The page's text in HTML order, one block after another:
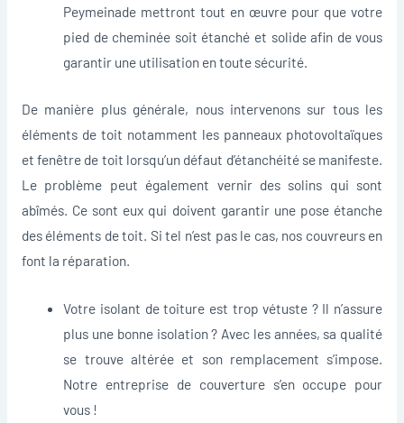
Peymeinade mettront tout en œuvre pour que votre
pied de cheminée soit étanché et solide afin de vous
garantir une utilisation en toute sécurité.
De manière plus générale, nous intervenons sur tous les
éléments de toit notamment les panneaux photovoltaïques
et fenêtre de toit lorsqu’un défaut d’étanchéité se manifeste.
Le problème peut également vernir des solins qui sont
abîmés. Ce sont eux qui doivent garantir une pose étanche
des éléments de toit. Si tel n’est pas le cas, nos couvreurs en
font la réparation.
Votre isolant de toiture est trop vétuste ? Il n’assure
plus une bonne isolation ? Avec les années, sa qualité
se trouve altérée et son remplacement s’impose.
Notre entreprise de couverture s’en occupe pour
vous !